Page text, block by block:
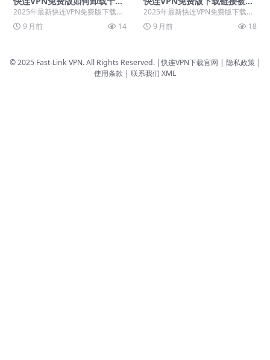
净？Windows/Mac彻底清理
2025年最新快连VPN免费版下载资
源全面解析，针对频繁被墙问题提
供实用解决方案...
9 月前 14
墙？2025年镜像站与备用域名
2025年最新快连VPN免费版下载资
源全面解析，针对频繁被墙问题提
供实用解决方案...
9 月前 18
© 2025 Fast-Link VPN. All Rights Reserved. |快连VPN下载官网 | 隐私政策 |
使用条款 | 联系我们 XML